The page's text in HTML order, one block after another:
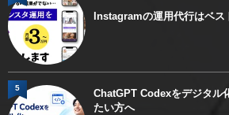
Instagramの運用代行はベス
ChatGPT Codexをデジタル
たい方へ
5